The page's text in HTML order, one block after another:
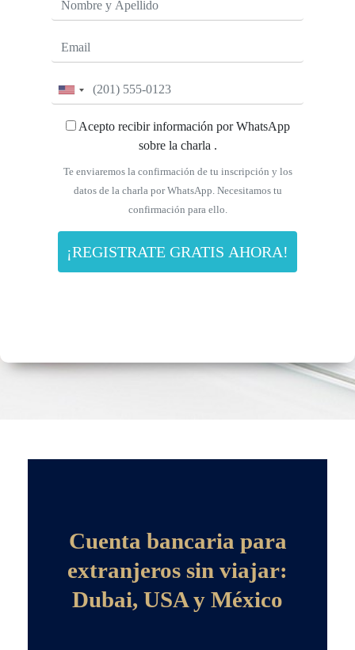
United
+1Acepto recibir información por WhatsApp
sobre la charla .
Te enviaremos la confirmación de tu inscripción y los
datos de la charla por WhatsApp. Necesitamos tu
confirmación para ello.
¡REGISTRATE GRATIS AHORA!
Cuenta bancaria para
extranjeros sin viajar:
Dubai, USA y México